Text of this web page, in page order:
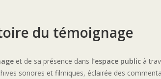
du témoignage
et de sa présence dans l’espace publicà
sonores et filmiques, éclairée des